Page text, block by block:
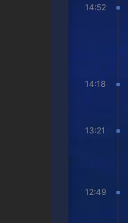
14:52
14:18
13:21
12:49